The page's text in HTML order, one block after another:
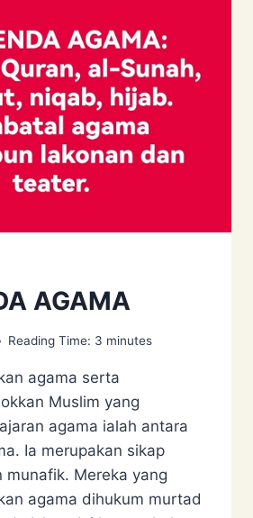
AGAMA
Reading Time: 3 minutes
agama serta
Muslim yang
agama ialah antara
Ia merupakan sikap
munafik. Mereka yang
agama dihukum murtad